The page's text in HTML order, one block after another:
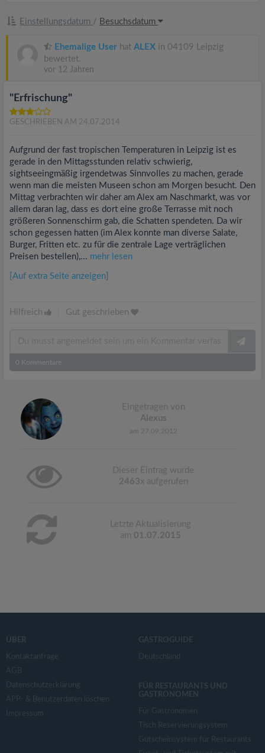
Einstellungsdatum / Besuchsdatum
Ehemalige User hat ALEX in 04109 Leipzig
bewertet.
vor 12 Jahren
"Erfrischung"
GESCHRIEBEN AM 24.07.2014
Aufgrund der fast tropischen Temperaturen in Leipzig ist es
gerade in den Mittagsstunden relativ schwierig,
sightseeingmäßig irgendetwas Sinnvolles zu machen, gerade
wenn man die meisten Museen schon am Morgen besucht. Den
Mittag verbrachten wir daher am Alex am Naschmarkt, was vor
allem daran lag, dass es dort eine große Terrasse mit noch
größeren Sonnenschirm gab, die Schatten spendeten. Da wir
schon gegessen hatten (im Alex konnte man diverse Salate,
Burger, Fritten etc. zu für die zentrale Lage verträglichen
Preisen bestellen),... mehr lesen
[Auf extra Seite anzeigen]
Hilfreich Gut geschrieben
0 Kommentare
Eingetragen von
Alexus
am 27.09.2012
Dieser Eintrag wurde
2463x aufgerufen
Letzte Aktualisierung
am 01.07.2015
ÜBER
Kontaktanfrage
AGB
Datenschutzerklärung
APP- & Benutzerdaten löschen
Impressum
GASTROGUIDE
Deutschland
FÜR RESTAURANTS UND
GASTRONOMEN
Für Gastronomen
Tisch Reservierungsystem
Gutscheinsystem für Restaurants